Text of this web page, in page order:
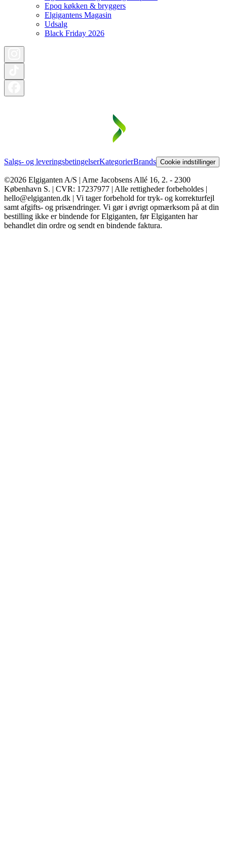
Epoq køkken & bryggers
Elgigantens Magasin
Udsalg
Black Friday 2026
Salgs- og leveringsbetingelserKategorierBrands Cookie indstillinger
©2026 Elgiganten A/S | Arne Jacobsens Allé 16, 2. - 2300
København S. | CVR: 17237977 | Alle rettigheder forbeholdes |
hello@elgiganten.dk | Vi tager forbehold for tryk- og korrekturfejl
samt afgifts- og prisændringer. Vi gør i øvrigt opmærksom på at din
bestilling ikke er bindende for Elgiganten, før Elgiganten har
behandlet din ordre og sendt en bindende faktura.